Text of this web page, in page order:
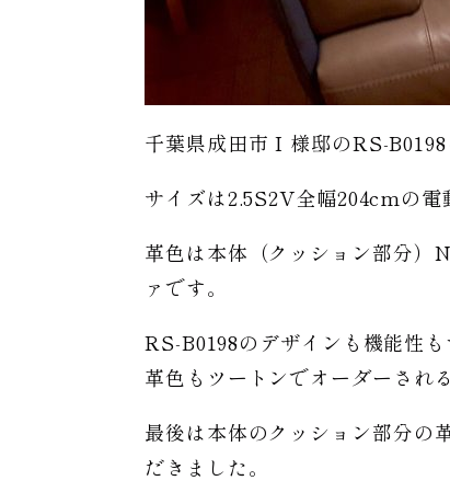
千葉県成田市 I 様邸のRS-B0198
サイズは2.5S2V全幅204cmの電
革色は本体（クッション部分
ァです。
RS-B0198のデザインも機能性
革色もツートンでオーダーされ
最後は本体のクッション部分の
だきました。